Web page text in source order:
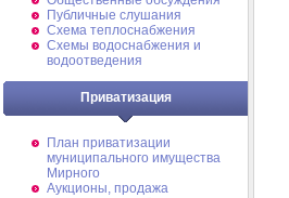
Публичные слушания
Схема теплоснабжения
Схемы водоснабжения и
водоотведения
Приватизация
План приватизации
муниципального имущества
Мирного
Аукционы, продажа